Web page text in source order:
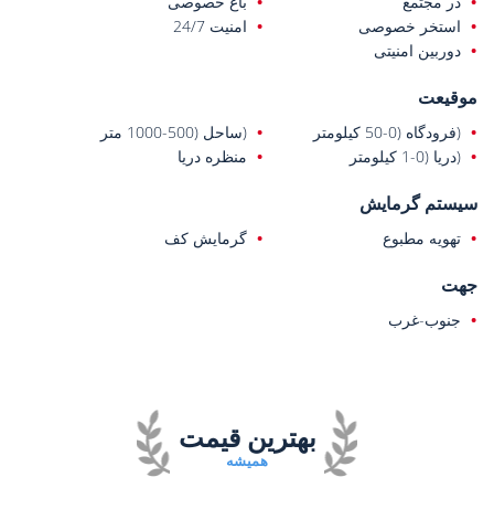
استخر خصوصی
امنیت 24/7
دوربین امنیتی
موقیعت
(فرودگاه (0-50 کیلومتر
(ساحل (500-1000 متر
(دریا (0-1 کیلومتر
منظره دریا
سیستم گرمایش
تهویه مطبوع گرمایش کف
جهت
جنوب-غرب
همیشه
بهترین قیمت